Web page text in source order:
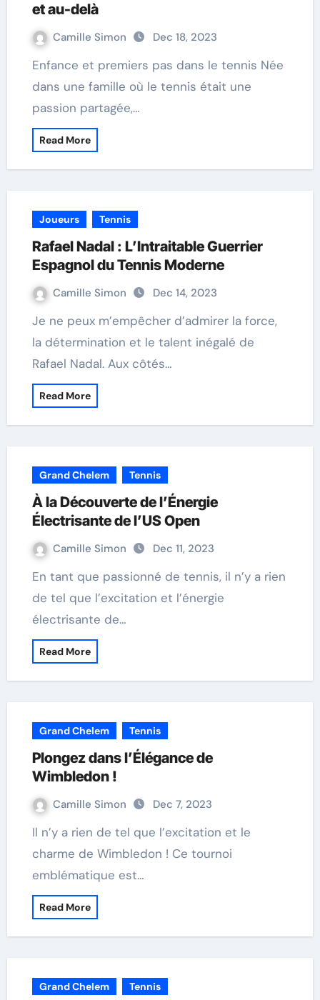
et au-delà
Camille Simon Dec 18, 2023
Enfance et premiers pas dans le tennis Née
dans une famille où le tennis était une
passion partagée,…
Read More
Joueurs Tennis
Rafael Nadal : L’Intraitable Guerrier
Espagnol du Tennis Moderne
Camille Simon Dec 14, 2023
Je ne peux m’empêcher d’admirer la force,
la détermination et le talent inégalé de
Rafael Nadal. Aux côtés…
Read More
Grand Chelem Tennis
À la Découverte de l’Énergie
Électrisante de l’US Open
Camille Simon Dec 11, 2023
En tant que passionné de tennis, il n’y a rien
de tel que l’excitation et l’énergie
électrisante de…
Read More
Grand Chelem Tennis
Plongez dans l’Élégance de
Wimbledon !
Camille Simon Dec 7, 2023
Il n’y a rien de tel que l’excitation et le
charme de Wimbledon ! Ce tournoi
emblématique est…
Read More
Grand Chelem Tennis